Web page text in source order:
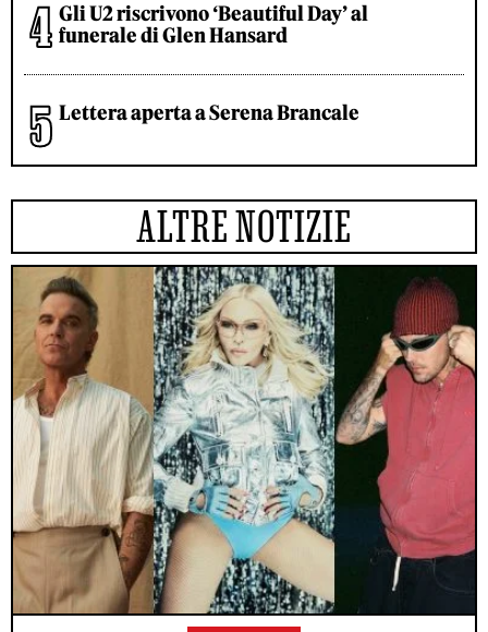
Gli U2 riscrivono ‘Beautiful Day’ al
funerale di Glen Hansard
Lettera aperta a Serena Brancale
ALTRE NOTIZIE